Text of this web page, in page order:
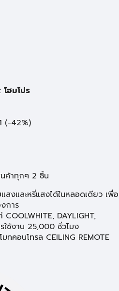
โฮมโปร
(-42%)
ค้าทุกๆ 2 ชิ้น
สงและหรี่แสงได้ในหลอดเดียว เพื่อ
การ
DAYLIGHT,
ใช้งาน 25,000 ชั่วโมง
ทคอนโทรล CEILING REMOTE